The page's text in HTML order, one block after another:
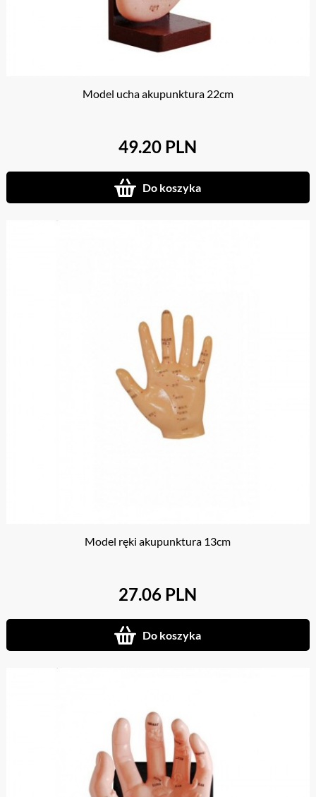
Model ucha akupunktura 22cm
49.20 PLN
Do koszyka
Model ręki akupunktura 13cm
27.06 PLN
Do koszyka